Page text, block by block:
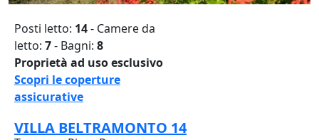
Posti letto: 14- Camere da
letto: 7- Bagni: 8
Proprietà ad uso esclusivo
Scopri le coperture
assicurative
VILLA BELTRAMONTO 14